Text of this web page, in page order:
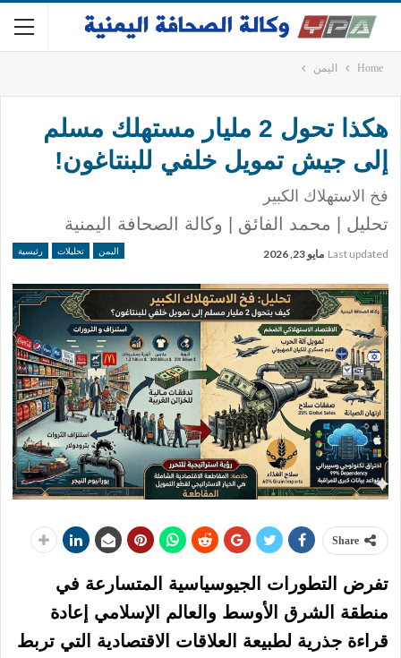
Home اليمن
هكذا تحول 2 مليار مستهلك مسلم
إلى جيش تمويل خلفي للبنتاغون!
فخ الاستهلاك الكبير
تحليل | محمد الفائق | وكالة الصحافة اليمنية
اليمن تحليلات رئيسية Last updated مايو 23, 2026
Share
تفرض التطورات الجيوسياسية المتسارعة في
منطقة الشرق الأوسط والعالم الإسلامي إعادة
قراءة جذرية لطبيعة العلاقات الاقتصادية التي تربط